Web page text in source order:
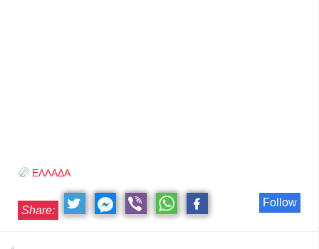
ΕΛΛΑΔΑ
Follow
Share: